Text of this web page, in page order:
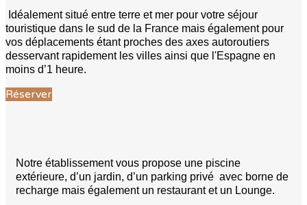
Idéalement situé entre terre et mer pour votre séjour
touristique dans le sud de la France mais également pour
vos déplacements étant proches des axes autoroutiers
desservant rapidement les villes ainsi que l'Espagne en
moins d’1 heure.
Réserver
Notre établissement vous propose une piscine
extérieure, d’un jardin, d’un parking privé avec borne de
recharge mais également un restaurant et un Lounge.